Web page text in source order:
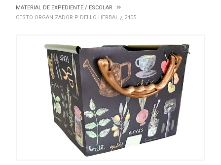
MATERIAL DE EXPEDIENTE / ESCOLAR
CESTO ORGANIZADOR P DELLO HERBAL ¿ 2405